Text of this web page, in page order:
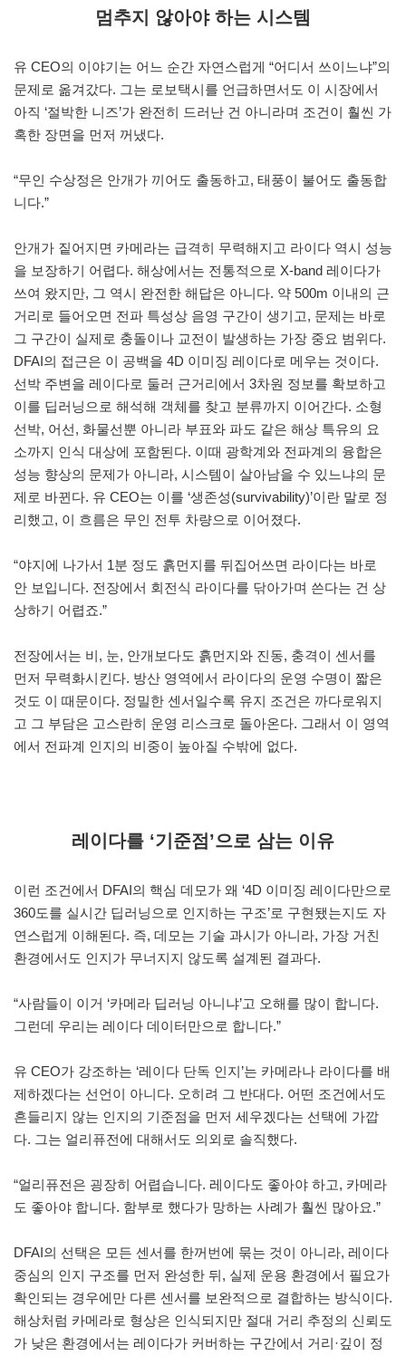
멈추지 않아야 하는 시스템
유 CEO의 이야기는 어느 순간 자연스럽게 “어디서 쓰이느냐”의
문제로 옮겨갔다. 그는 로보택시를 언급하면서도 이 시장에서
아직 ‘절박한 니즈’가 완전히 드러난 건 아니라며 조건이 훨씬 가
혹한 장면을 먼저 꺼냈다.
“무인 수상정은 안개가 끼어도 출동하고, 태풍이 불어도 출동합
니다.”
안개가 짙어지면 카메라는 급격히 무력해지고 라이다 역시 성능
을 보장하기 어렵다. 해상에서는 전통적으로 X-band 레이다가
쓰여 왔지만, 그 역시 완전한 해답은 아니다. 약 500m 이내의 근
거리로 들어오면 전파 특성상 음영 구간이 생기고, 문제는 바로
그 구간이 실제로 충돌이나 교전이 발생하는 가장 중요 범위다.
DFAI의 접근은 이 공백을 4D 이미징 레이다로 메우는 것이다.
선박 주변을 레이다로 둘러 근거리에서 3차원 정보를 확보하고
이를 딥러닝으로 해석해 객체를 찾고 분류까지 이어간다. 소형
선박, 어선, 화물선뿐 아니라 부표와 파도 같은 해상 특유의 요
소까지 인식 대상에 포함된다. 이때 광학계와 전파계의 융합은
성능 향상의 문제가 아니라, 시스템이 살아남을 수 있느냐의 문
제로 바뀐다. 유 CEO는 이를 ‘생존성(survivability)’이란 말로 정
리했고, 이 흐름은 무인 전투 차량으로 이어졌다.
“야지에 나가서 1분 정도 흙먼지를 뒤집어쓰면 라이다는 바로
안 보입니다. 전장에서 회전식 라이다를 닦아가며 쓴다는 건 상
상하기 어렵죠.”
전장에서는 비, 눈, 안개보다도 흙먼지와 진동, 충격이 센서를
먼저 무력화시킨다. 방산 영역에서 라이다의 운영 수명이 짧은
것도 이 때문이다. 정밀한 센서일수록 유지 조건은 까다로워지
고 그 부담은 고스란히 운영 리스크로 돌아온다. 그래서 이 영역
에서 전파계 인지의 비중이 높아질 수밖에 없다.
레이다를 ‘기준점’으로 삼는 이유
이런 조건에서 DFAI의 핵심 데모가 왜 ‘4D 이미징 레이다만으로
360도를 실시간 딥러닝으로 인지하는 구조’로 구현됐는지도 자
연스럽게 이해된다. 즉, 데모는 기술 과시가 아니라, 가장 거친
환경에서도 인지가 무너지지 않도록 설계된 결과다.
“사람들이 이거 ‘카메라 딥러닝 아니냐’고 오해를 많이 합니다.
그런데 우리는 레이다 데이터만으로 합니다.”
유 CEO가 강조하는 ‘레이다 단독 인지’는 카메라나 라이다를 배
제하겠다는 선언이 아니다. 오히려 그 반대다. 어떤 조건에서도
흔들리지 않는 인지의 기준점을 먼저 세우겠다는 선택에 가깝
다. 그는 얼리퓨전에 대해서도 의외로 솔직했다.
“얼리퓨전은 굉장히 어렵습니다. 레이다도 좋아야 하고, 카메라
도 좋아야 합니다. 함부로 했다가 망하는 사례가 훨씬 많아요.”
DFAI의 선택은 모든 센서를 한꺼번에 묶는 것이 아니라, 레이다
중심의 인지 구조를 먼저 완성한 뒤, 실제 운용 환경에서 필요가
확인되는 경우에만 다른 센서를 보완적으로 결합하는 방식이다.
해상처럼 카메라로 형상은 인식되지만 절대 거리 추정의 신뢰도
가 낮은 환경에서는 레이다가 커버하는 구간에서 거리·깊이 정